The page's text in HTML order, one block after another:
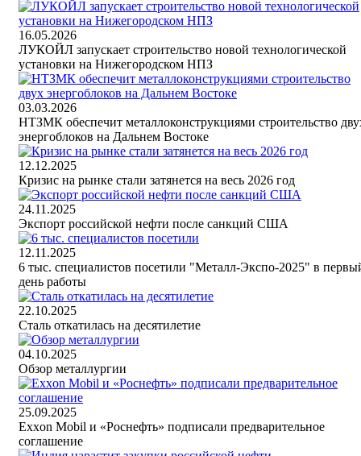
16.05.2026
ЛУКОЙЛ запускает строительство новой технологической
установки на Нижегородском НПЗ
03.03.2026
НТЗМК обеспечит металлоконструкциями строительство
энергоблоков на Дальнем Востоке
12.12.2025
Кризис на рынке стали затянется на весь 2026 год
24.11.2025
Экспорт российской нефти после санкций США
12.11.2025
6 тыс. специалистов посетили "Металл-Экспо-2025" в
день работы
22.10.2025
Сталь откатилась на десятилетие
04.10.2025
Обзор металлургии
25.09.2025
Exxon Mobil и «Роснефть» подписали предварительное
соглашение